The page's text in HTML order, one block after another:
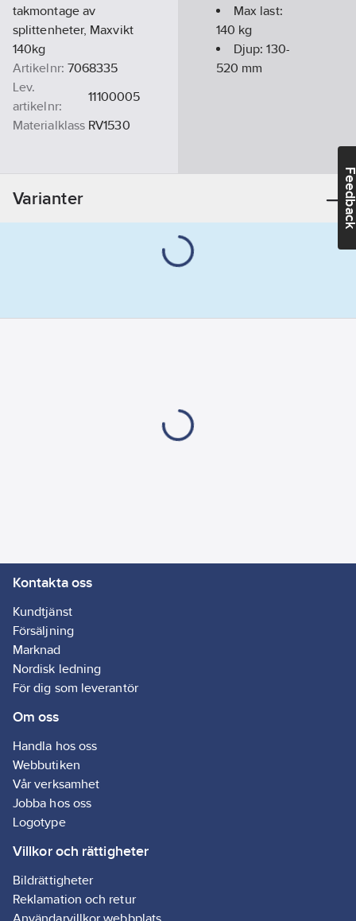
takmontage av
splittenheter, Maxvikt
140kg
Artikelnr: 7068335
Lev.
artikelnr:
11100005
Materialklass RV1530
Max last:
140 kg
Djup:130-
520 mm
Varianter
Kontakta oss
Kundtjänst
Försäljning
Marknad
Nordisk ledning
För dig som leverantör
Om oss
Handla hos oss
Webbutiken
Vår verksamhet
Jobba hos oss
Logotype
Villkor och rättigheter
Bildrättigheter
Reklamation och retur